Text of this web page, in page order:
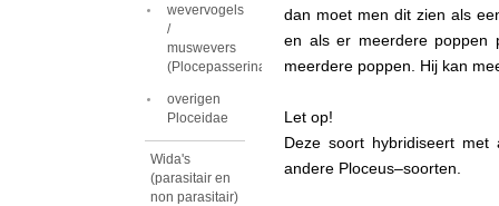
wevervogels
/
muswevers
(Plocepasserinae)
overigen
Ploceidae
Wida's
(parasitair en
non parasitair)
dan moet men dit zien als
en als er meerdere poppen
meerdere poppen. Hij kan
Let op!
Deze soort hybridiseert met
andere Ploceus–soorten.